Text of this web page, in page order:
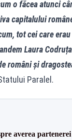
o făcea atunci
capitalului
tot cei care
Laura
români și
Paralel.
averea